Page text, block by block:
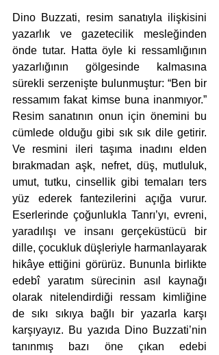
Dino Buzzati, resim sanatıyla ilişkisini
yazarlık ve gazetecilik mesleğinden
önde tutar. Hatta öyle ki ressamlığının
yazarlığının gölgesinde kalmasına
sürekli serzenişte bulunmuştur: “Ben bir
ressamım fakat kimse buna inanmıyor.”
Resim sanatının onun için önemini bu
cümlede olduğu gibi sık sık dile getirir.
Ve resmini ileri taşıma inadını elden
bırakmadan aşk, nefret, düş, mutluluk,
umut, tutku, cinsellik gibi temaları ters
yüz ederek fantezilerini açığa vurur.
Eserlerinde çoğunlukla Tanrı’yı, evreni,
yaradılışı ve insanı gerçeküstücü bir
dille, çocukluk düşleriyle harmanlayarak
hikâye ettiğini görürüz. Bununla birlikte
edebî yaratım sürecinin asıl kaynağı
olarak nitelendirdiği ressam kimliğine
de sıkı sıkıya bağlı bir yazarla karşı
karşıyayız. Bu yazıda Dino Buzzati’nin
tanınmış bazı öne çıkan edebi